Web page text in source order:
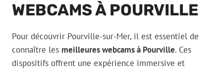
WEBCAMS À POURVILLE
Pour découvrir Pourville-sur-Mer, il est essentiel de
connaître les meilleures webcams à Pourville. Ces
dispositifs offrent une expérience immersive et